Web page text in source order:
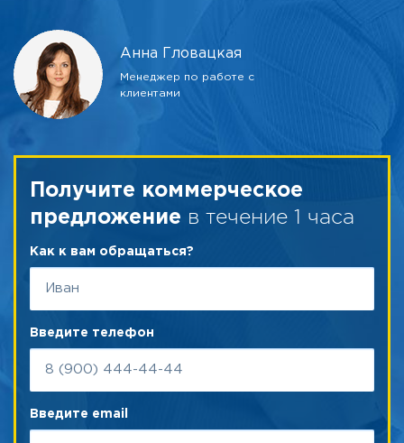
Анна Гловацкая
Менеджер по работе с
клиентами
Получите коммерческое
предложение в течение 1 часа
Как к вам обращаться?
Введите телефон
Введите email